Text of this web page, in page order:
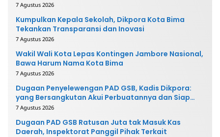
7 Agustus 2026
Kumpulkan Kepala Sekolah, Dikpora Kota Bima
Tekankan Transparansi dan Inovasi
7 Agustus 2026
Wakil Wali Kota Lepas Kontingen Jambore Nasional,
Bawa Harum Nama Kota Bima
7 Agustus 2026
Dugaan Penyelewengan PAD GSB, Kadis Dikpora:
yang Bersangkutan Akui Perbuatannya dan Siap
Mengembalikan Uang
7 Agustus 2026
Dugaan PAD GSB Ratusan Juta tak Masuk Kas
Daerah, Inspektorat Panggil Pihak Terkait